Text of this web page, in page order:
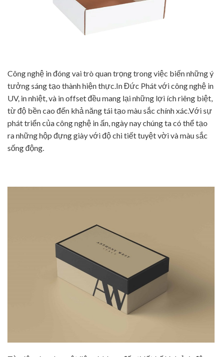
Công nghệ in đóng vai trò quan trọng trong việc biến những ý
tưởng sáng tạo thành hiện thực.In Đức Phát với công nghệ in
UV, in nhiệt, và in offset đều mang lại những lợi ích riêng biệt,
từ độ bền cao đến khả năng tái tạo màu sắc chính xác.Với sự
phát triển của công nghệ in ấn, ngày nay chúng ta có thể tạo
ra những hộp đựng giày với độ chi tiết tuyệt vời và màu sắc
sống động.